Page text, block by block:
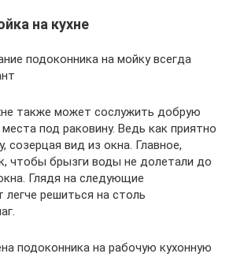
на кухне
подоконника на мойку всегда
также может сослужить добрую
под раковину. Ведь как приятно
созерцая вид из окна. Главное,
чтобы брызги воды не долетали до
Глядя на следующие
решиться на столь
подоконника на рабочую кухонную